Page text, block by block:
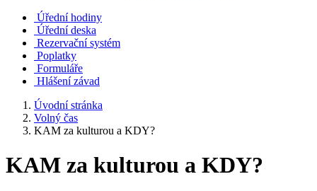
Úřední hodiny
Úřední deska
Rezervační systém
Poplatky
Formuláře
Hlášení závad
Úvodní stránka
Volný čas
KAM za kulturou a KDY?
KAM za kulturou a KDY?